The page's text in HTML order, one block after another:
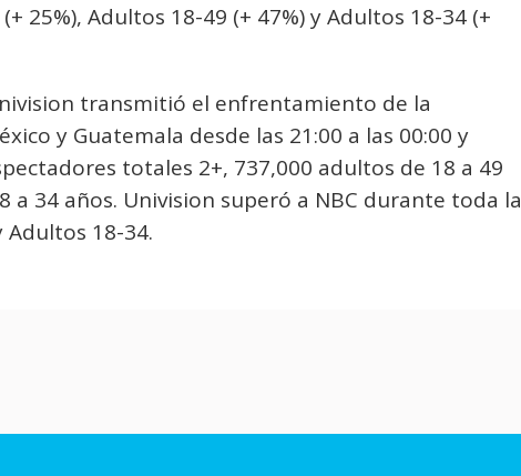
25%), Adultos 18-49 (+ 47%) y Adultos 18-34 (+
transmitió el enfrentamiento de la
y Guatemala desde las 21:00 a las 00:00 y
totales 2+, 737,000 adultos de 18 a 49
a 34 años. Univision superó a NBC durante toda la
18-34.